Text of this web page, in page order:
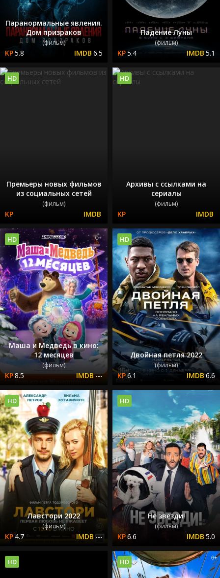
Паранормальные явления.
Дом призраков
(фильм)
5.8 6.5
Падение Луны
(фильм)
5.4 5.1
Премьеры новых фильмов
из социальных сетей
(фильм)
HD
Архивы с ссылками на
сериалы
(фильм)
HD
Маша и Медведь в кино:
12 месяцев
(фильм)
8.5 ---
HD
Двойная петля 2022
(фильм)
6.1 6.6
HD
Лавстори 2022
(фильм)
4.7 ---
HD
Не звезди!
(фильм)
6.6 5.0
HD
HD HD